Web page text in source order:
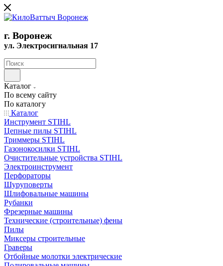
г. Воронеж
ул. Электросигнальная 17
Каталог
По всему сайту
По каталогу
Каталог
Инструмент STIHL
Цепные пилы STIHL
Триммеры STIHL
Газонокосилки STIHL
Очистительные устройства STIHL
Электроинструмент
Перфораторы
Шуруповерты
Шлифовальные машины
Рубанки
Фрезерные машины
Технические (строительные) фены
Пилы
Миксеры строительные
Граверы
Отбойные молотки электрические